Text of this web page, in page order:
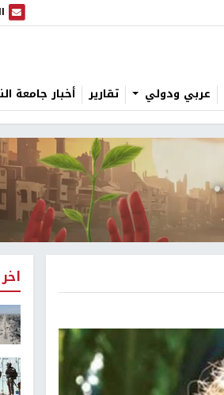
البث
عربي ودولي تقارير أخبار جامعة